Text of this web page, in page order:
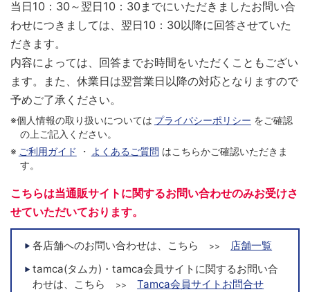
当日10：30～翌日10：30までにいただきましたお問い合
わせにつきましては、翌日10：30以降に回答させていた
だきます。
内容によっては、回答までお時間をいただくこともござい
ます。また、休業日は翌営業日以降の対応となりますので
予めご了承ください。
※個人情報の取り扱いについては プライバシーポリシー をご確認
の上ご記入ください。
※ ご利用ガイド ・ よくあるご質問 はこちらかご確認いただきま
す。
こちらは当通販サイトに関するお問い合わせのみお受けさ
せていただいております。
各店舗へのお問い合わせは、こちら >>
店舗一覧
tamca(タムカ)・tamca会員サイトに関するお問い合
わせは、こちら
>>
Tamca会員サイトお問合せ